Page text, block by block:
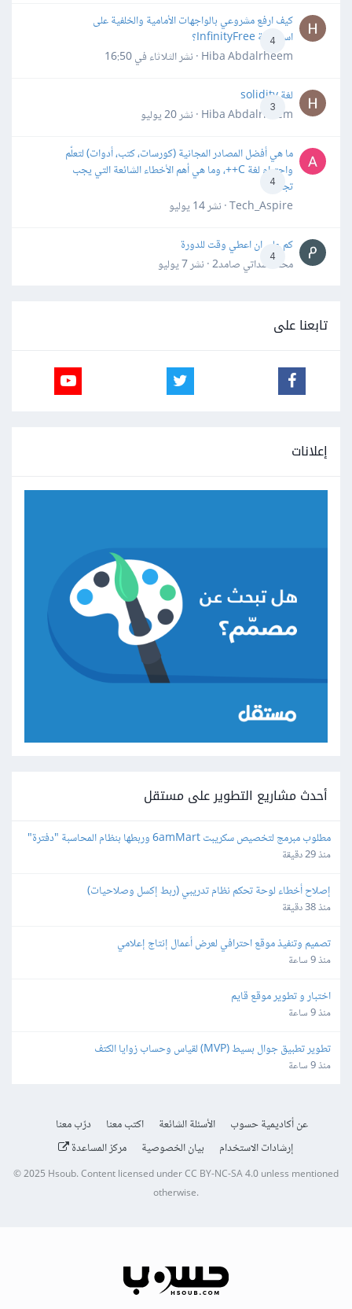
4
كيف ارفع مشروعي بالواجهات الأمامية والخلفية على
استضافة InfinityFree؟
Hiba Abdalrheem · نشر
الثلاثاء في 16:50
3
لغة solidity
Hiba Abdalrheem · نشر
20 يوليو
4
ما هي أفضل المصادر المجانية (كورسات، كتب، أدوات) لتعلّم
واحترام لغة C++، وما هي أهم الأخطاء الشائعة التي يجب
تجنبها؟
Tech_Aspire · نشر
14 يوليو
4
كم علي ان اعطي وقت للدورة
محمد سداتي صامد2 · نشر
7 يوليو
تابعنا على
إعلانات
أحدث مشاريع التطوير على مستقل
وبوابات الدفع في مصر
منذ 29 دقيقة
إصلاح أخطاء لوحة تحكم نظام تدريبي (ربط إكسل وصلاحيات)
منذ 38 دقيقة
تصميم وتنفيذ موقع احترافي لعرض أعمال إنتاج إعلامي
منذ 9 ساعة
اختبار و تطوير موقع قايم
منذ 9 ساعة
تطوير تطبيق جوال بسيط (MVP) لقياس وحساب زوايا الكتف
منذ 9 ساعة
عن أكاديمية حسوب الأسئلة الشائعة اكتب معنا
درّب معنا
إرشادات الاستخدام
بيان الخصوصية مركز المساعدة
© 2025 Hsoub.Content licensed underCC BY-NC-SA 4.0unless mentioned
otherwise.